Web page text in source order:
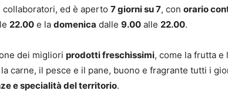
ed è aperto 7 giorni su 7, con orario
22.00 e la domenica dalle 9.00 alle 22.00.
dei migliori prodotti freschissimi, come la frutta e
carne, il pesce e il pane, buono e fragrante tutti i
e specialità del territorio.